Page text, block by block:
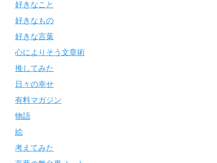
好きなこと
好きなもの
好きな言葉
心によりそう文章術
推してみた
日々の幸せ
有料マガジン
物語
絵
考えてみた